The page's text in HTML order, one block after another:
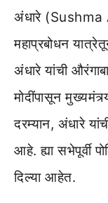
अंधारे (Sushma
महाप्रबोधन
अंधारे यांची
मोदींपासून
दरम्यान, अंधारे
आहे. ह्या सभेपूर्वी
दिल्या आहेत.